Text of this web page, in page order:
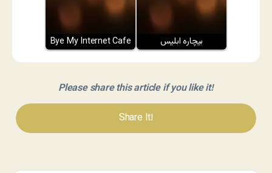
Bye My Internet Cafe بیچاره ابلیس
Please share this article if you like it!
Share It!